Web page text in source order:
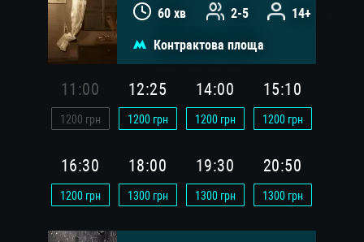
60 хв 2-5 14+
Контрактова площа
11:00
1200 грн
12:25
1200грн
14:00
1200грн
15:10
1200грн
16:30
1200грн
18:00
1300грн
19:30
1300грн
20:50
1300грн